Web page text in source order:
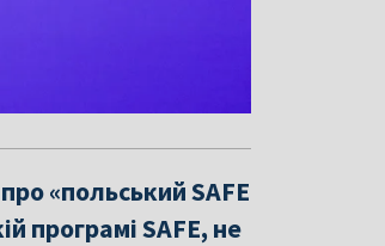
«польський SAFE
програмі SAFE, не